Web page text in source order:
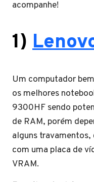
acompanhe!
1)
Um computador
os melhores
9300HF sendo
de RAM, porém
alguns
com uma placa de
VRAM.